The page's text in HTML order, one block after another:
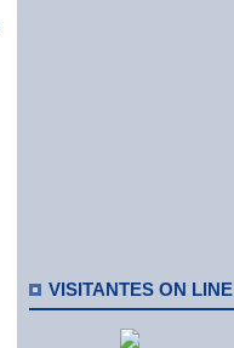
VISITANTES ON LINE